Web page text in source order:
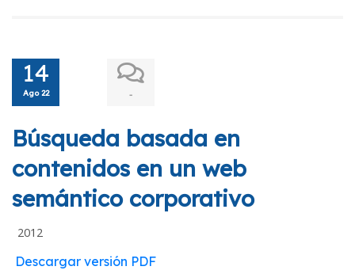
14
Ago 22 -
Búsqueda basada en
contenidos en un web
semántico corporativo
2012
Descargar versión PDF